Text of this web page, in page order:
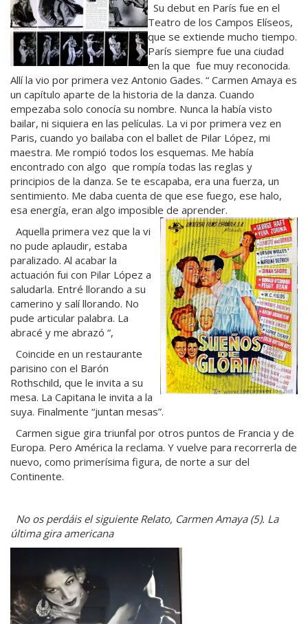
Su debut en París fue en el
Teatro de los Campos Elíseos,
que se extiende mucho tiempo.
París siempre fue una ciudad
en la que fue muy reconocida.
Allí la vio por primera vez Antonio Gades. “ Carmen Amaya es
un capítulo aparte de la historia de la danza. Cuando
empezaba solo conocía su nombre. Nunca la había visto
bailar, ni siquiera en las películas. La vi por primera vez en
Paris, cuando yo bailaba con el ballet de Pilar López, mi
maestra. Me rompió todos los esquemas. Me había
encontrado con algo que rompía todas las reglas y
principios de la danza. Se te escapaba, era una fuerza, un
sentimiento. Me daba cuenta de que ese fuego, ese halo,
esa energía, eran algo imposible de aprender.
Aquella primera vez que la vi
no pude aplaudir, estaba
paralizado. Al acabar la
actuación fui con Pilar López a
saludarla. Entré llorando a su
camerino y salí llorando. No
pude articular palabra. La
abracé y me abrazó “,
Coincide en un restaurante
parisino con el Barón
Rothschild, que le invita a su
mesa. La Capitana le invita a la
suya. Finalmente “juntan mesas”.
Carmen sigue gira triunfal por otros puntos de Francia y de
Europa. Pero América la reclama. Y vuelve para recorrerla de
nuevo, como primerísima figura, de norte a sur del
Continente.
No os perdáis el siguiente Relato, Carmen Amaya (5). La
última gira americana